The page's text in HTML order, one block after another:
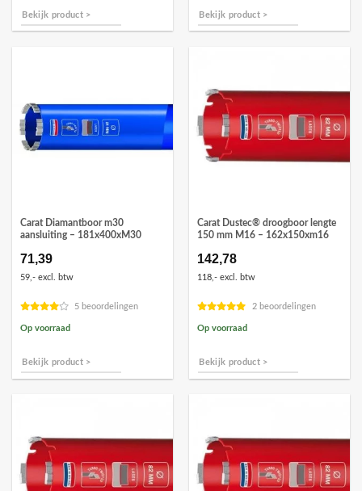
Bekijk product > Bekijk product >
Carat Diamantboor m30
aansluiting – 181x400xM30
71,39
59,- excl. btw
5 beoordelingen
Op voorraad
Bekijk product >
Carat Dustec® droogboor lengte
150 mm M16 – 162x150xm16
142,78
118,- excl. btw
2 beoordelingen
Op voorraad
Bekijk product >